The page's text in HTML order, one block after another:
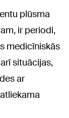
plūsma
ir periodi,
medicīniskās
situācijas,
ar